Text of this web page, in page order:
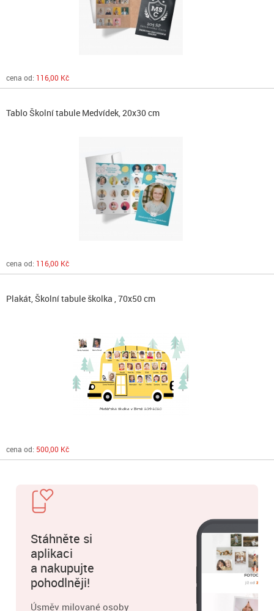
cena od: 116,00 Kč
Tablo Školní tabule Medvídek, 20x30 cm
cena od: 116,00 Kč
Plakát, Školní tabule školka , 70x50 cm
cena od: 500,00 Kč
Stáhněte si
aplikaci
a nakupujte
pohodlněji!
Úsměv milované osoby